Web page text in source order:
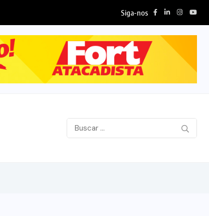
Senado dos EUA avança em pautas de Trump,...
Siga-nos